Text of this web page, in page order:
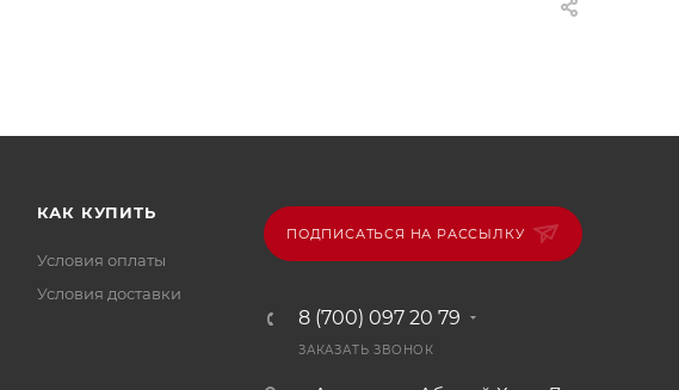
КАК КУПИТЬ
Условия оплаты
Условия доставки
ПОДПИСАТЬСЯ НА РАССЫЛКУ
8 (700) 097 20 79
ЗАКАЗАТЬ ЗВОНОК